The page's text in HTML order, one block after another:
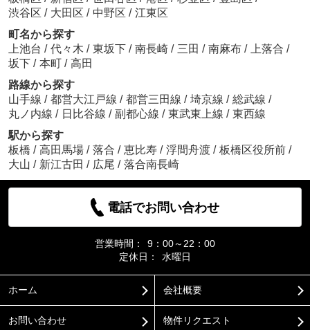
渋谷区 / 大田区 / 中野区 / 江東区
町名から探す
上池台 / 代々木 / 東坂下 / 南長崎 / 三田 / 南麻布 / 上落合 /
坂下 / 本町 / 高田
路線から探す
山手線 / 都営大江戸線 / 都営三田線 / 埼京線 / 総武線 /
丸ノ内線 / 日比谷線 / 副都心線 / 東武東上線 / 東西線
駅から探す
板橋 / 高田馬場 / 落合 / 恵比寿 / 浮間舟渡 / 板橋区役所前 /
大山 / 新江古田 / 広尾 / 落合南長崎
電話でお問い合わせ
営業時間：
9：00～22：00
定休日：
水曜日
ホーム 会社概要
お問い合わせ 物件リクエスト